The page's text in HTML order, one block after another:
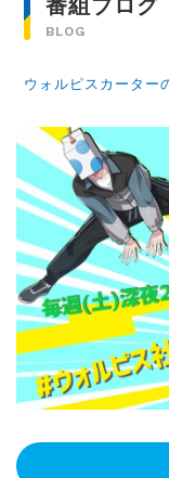
番組ブログ
BLOG
ウォルピスカーター